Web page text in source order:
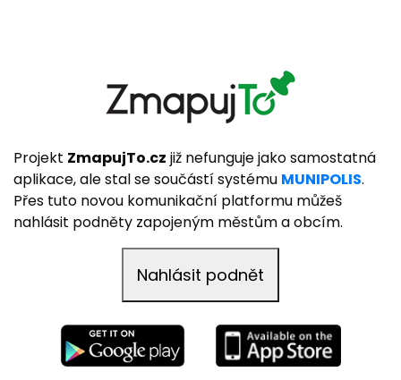
Projekt ZmapujTo.cz již nefunguje jako samostatná
aplikace, ale stal se součástí systému MUNIPOLIS.
Přes tuto novou komunikační platformu můžeš
nahlásit podněty zapojeným městům a obcím.
Nahlásit podnět